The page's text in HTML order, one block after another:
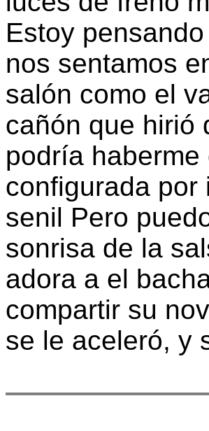
Estoy
nos sentamos
salón como el
cañón que hirió
podría
configurada por
senil Pero
sonrisa de la
adora a el
compartir su
se le aceleró, y